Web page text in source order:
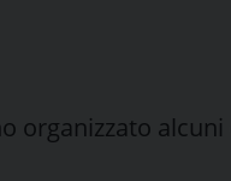
organizzato